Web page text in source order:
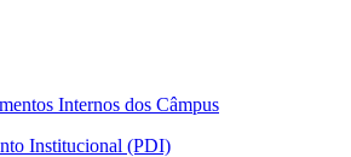
Internos dos Câmpus
Institucional (PDI)